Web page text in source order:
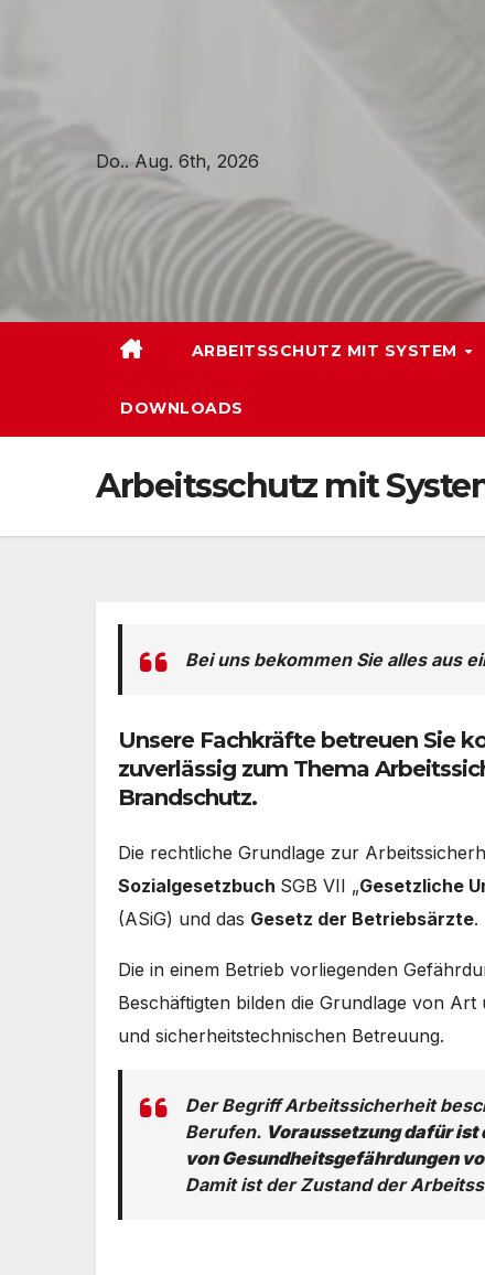
Do.. Aug. 6th, 2026
ARBEITSSCHUTZ MIT SYSTEM
DOWNLOADS
Arbeitsschutz mit
Bei uns bekommen Sie alles aus
Unsere Fachkräfte betreuen Sie
zuverlässig zum Thema
Brandschutz.
Die rechtliche Grundlage zur
Sozialgesetzbuch SGB VII „Gesetzliche
(ASiG) und das Gesetz der Betriebsärzte.
Die in einem Betrieb vorliegenden
Beschäftigten bilden die Grundlage von
und sicherheitstechnischen Betreuung.
Der Begriff Arbeitssicherheit
Berufen. Voraussetzung dafür
von Gesundheitsgefährdungen
Damit ist der Zustand der